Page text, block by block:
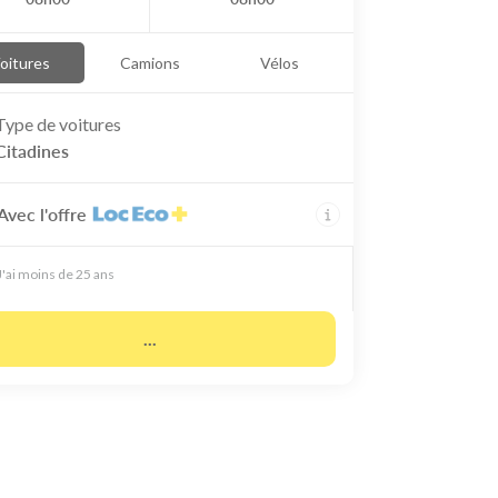
Camions Vélos
devoitures
l'offre
moins de 25 ans